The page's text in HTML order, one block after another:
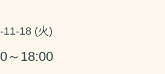
11-18 (火)
～18:00